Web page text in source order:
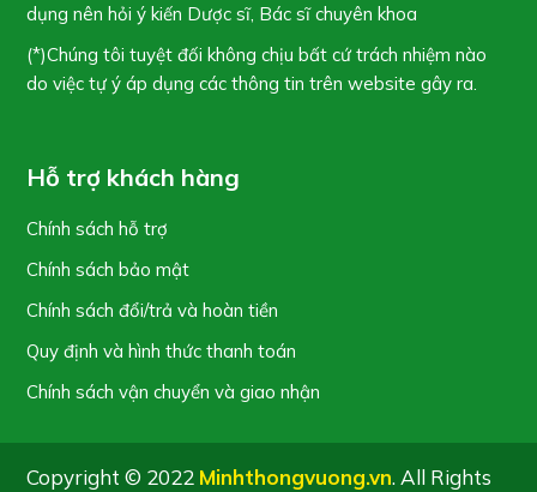
dụng nên hỏi ý kiến Dược sĩ, Bác sĩ chuyên khoa
(*)Chúng tôi tuyệt đối không chịu bất cứ trách nhiệm nào
do việc tự ý áp dụng các thông tin trên website gây ra.
Hỗ trợ khách hàng
Chính sách hỗ trợ
Chính sách bảo mật
Chính sách đổi/trả và hoàn tiền
Quy định và hình thức thanh toán
Chính sách vận chuyển và giao nhận
Copyright © 2022 Minhthongvuong.vn. All Rights